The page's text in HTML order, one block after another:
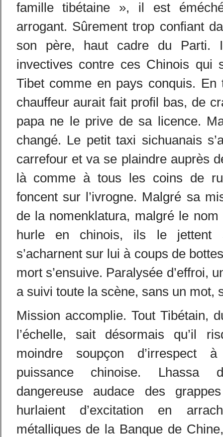
famille tibétaine », il est
arrogant. Sûrement trop confiant
son père, haut cadre du Parti.
invectives contre ces Chinois qui
Tibet comme en pays conquis. En
chauffeur aurait fait profil bas, de
papa ne le prive de sa licence.
changé. Le petit taxi sichuanais
carrefour et va se plaindre auprès
là comme à tous les coins de
foncent sur l’ivrogne. Malgré sa
de la nomenklatura, malgré le nom
hurle en chinois, ils le
s’acharnent sur lui à coups de
mort s’ensuive. Paralysée d’effroi,
a suivi toute la scène, sans un mot,
Mission accomplie. Tout Tibétain,
l’échelle, sait désormais qu’il
moindre soupçon d’irrespect
puissance chinoise. Lhassa
dangereuse audace des
hurlaient d’excitation en
métalliques de la Banque de